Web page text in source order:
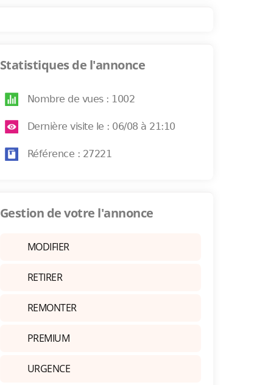
Statistiques de l'annonce
Nombre de vues : 1002
Dernière visite le : 06/08 à 21:10
Référence : 27221
Gestion de votre l'annonce
MODIFIER
RETIRER
REMONTER
PREMIUM
URGENCE